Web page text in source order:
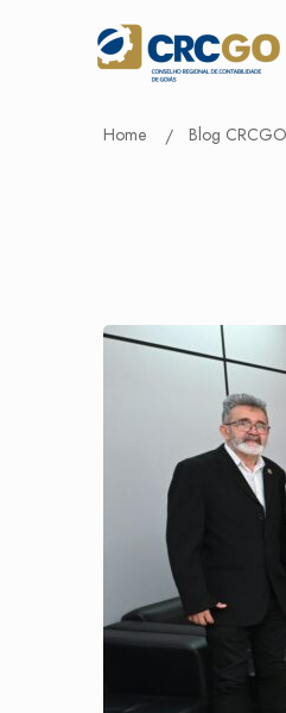
Home Blog CRCGO